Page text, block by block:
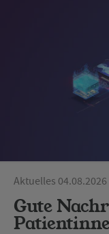
Aktuelles 04.08.2026
Gute